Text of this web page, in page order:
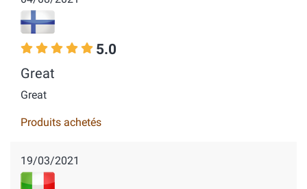
5.0
Great
Great
Produits achetés
19/03/2021